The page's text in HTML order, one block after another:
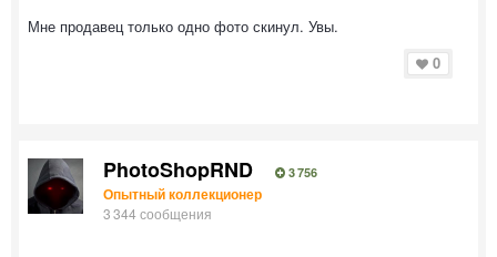
Мне продавец только одно фото скинул. Увы.
0
PhotoShopRND 3 756
Опытный коллекционер
3 344 сообщения